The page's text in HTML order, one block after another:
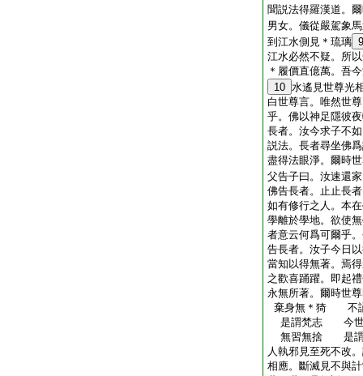
聞説法得羅漢道。
男女。儀從嚴駕象
到江水側見＊琉璃 9
江水必然不疑。所
＊履價直億萬。吾
10 水遙見世尊光
白世尊言。唯然世
乎。佛以神足隱彼
長者。汝今求子不
説法。長者尋坐佛
盡得法眼淨。爾時
父告子曰。汝速還
佛告長者。止止長
如有修行之人。本
學離於學地。欲使
者意云何爲可爾乎
告長者。汝子今日
當知以得無著。焉
之歡喜踊躍。即起
永無所著。爾時世
棄身無＊猗 不
是謂梵志 今
無習無捨 是謂
人執邪見至死不改
相應。斷滅見不與